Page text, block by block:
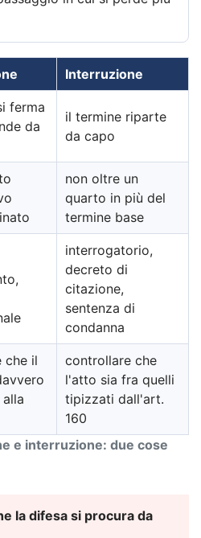
e interruzione: due cose
Interruzione
ferma
da
il termine riparte
da capo
non oltre un
quarto in più del
termine base
interrogatorio,
decreto di
citazione,
sentenza di
condanna
che il
controllare che
l'atto sia fra quelli
tipizzati dall'art.
160
la difesa si procura da